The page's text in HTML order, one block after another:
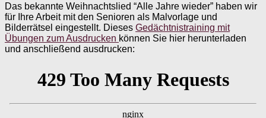
Das bekannte Weihnachtslied “Alle Jahre wieder” haben wir
für Ihre Arbeit mit den Senioren als Malvorlage und
Bilderrätsel eingestellt. Dieses Gedächtnistraining mit
Übungen zum Ausdrucken können Sie hier herunterladen
und anschließend ausdrucken: